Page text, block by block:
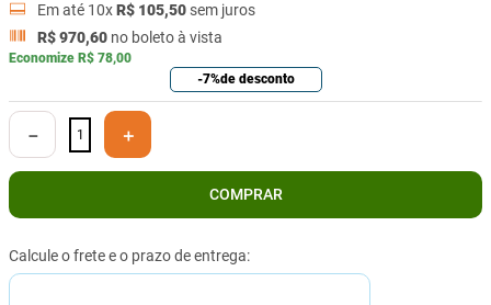
Em até 10xR$ 105,50 sem juros
R$970,60 no boleto à vista
Economize R$ 78,00
-7%de desconto
＋
－
COMPRAR